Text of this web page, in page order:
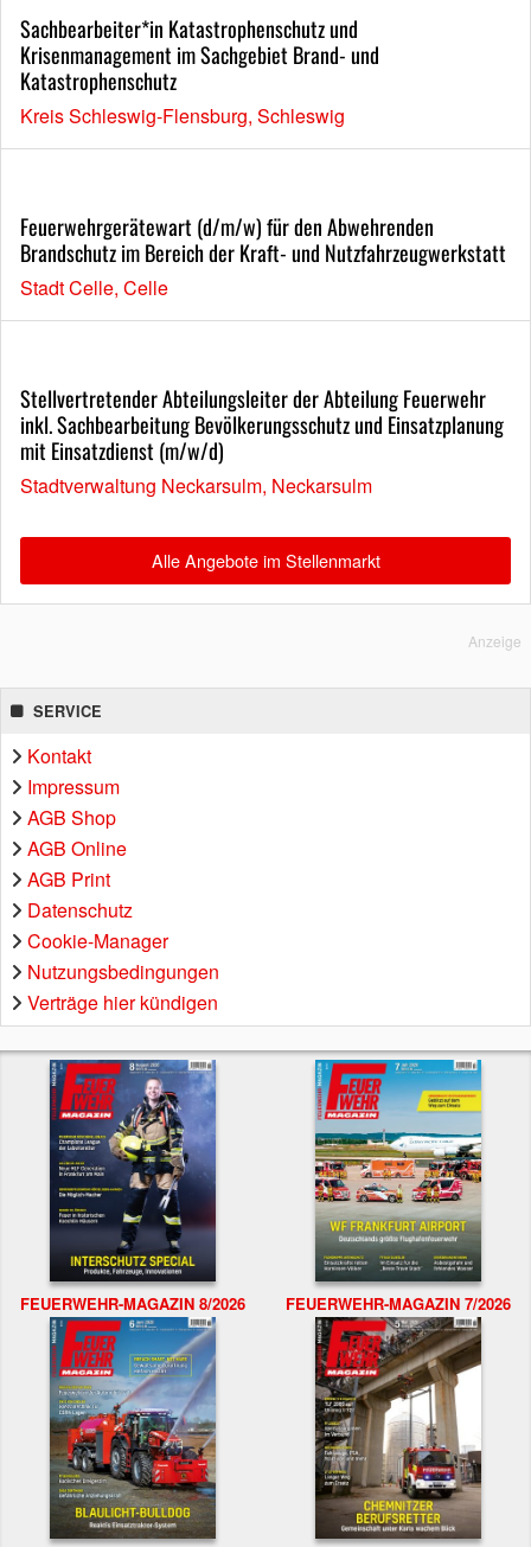
Sachbearbeiter*in Katastrophenschutz und
Krisenmanagement im Sachgebiet Brand- und
Katastrophenschutz
Kreis Schleswig-Flensburg, Schleswig
Feuerwehrgerätewart (d/m/w) für den Abwehrenden
Brandschutz im Bereich der Kraft- und Nutzfahrzeugwerkstatt
Stadt Celle, Celle
Stellvertretender Abteilungsleiter der Abteilung Feuerwehr
inkl. Sachbearbeitung Bevölkerungsschutz und Einsatzplanung
mit Einsatzdienst (m/w/d)
Stadtverwaltung Neckarsulm, Neckarsulm
Alle Angebote im Stellenmarkt
Anzeige
SERVICE
Kontakt
Impressum
AGB Shop
AGB Online
AGB Print
Datenschutz
Cookie-Manager
Nutzungsbedingungen
Verträge hier kündigen
FEUERWEHR-MAGAZIN 8/2026 FEUERWEHR-MAGAZIN 7/2026